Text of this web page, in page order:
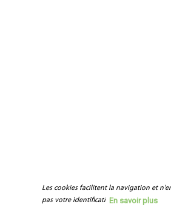
Les cookies facilitent la navigation et
pas votre identification.En savoir plus